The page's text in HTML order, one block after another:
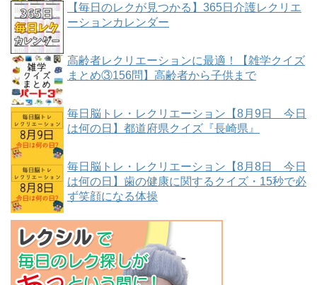
【毎日のレクが見つかる】365日介護レクリエ
ーションカレンダー
高齢者レクリエーションに最適！【雑学クイズ
まとめ③156問】高齢者から子供まで
毎日脳トレ・レクリエーション【8月9日 今日
は何の日】都道府県クイズ『長崎県』
毎日脳トレ・レクリエーション【8月8日 今日
は何の日】歯の健康に関するクイズ・15秒で必
ず笑顔になる体操